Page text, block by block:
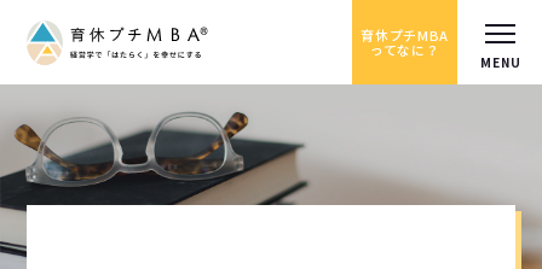
育休プチMBA
ってなに？